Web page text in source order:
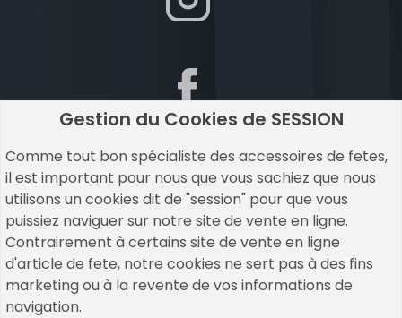
Gestion du Cookies de SESSION
Comme tout bon spécialiste des accessoires de fetes,
il est important pour nous que vous sachiez que nous
utilisons un cookies dit de "session" pour que vous
puissiez naviguer sur notre site de vente en ligne.
Contrairement à certains site de vente en ligne
d'article de fete, notre cookies ne sert pas à des fins
marketing ou à la revente de vos informations de
navigation.